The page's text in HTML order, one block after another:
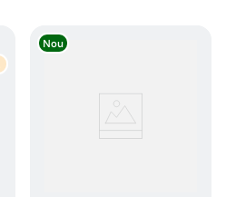
Nou